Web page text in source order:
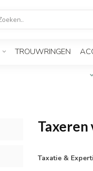
TROUWRINGEN
Taxeren
Taxatie &